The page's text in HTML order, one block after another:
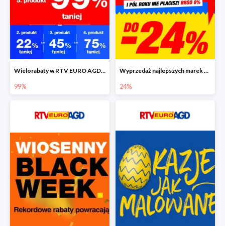
Wielorabaty w RTV EURO AGD - piąty produkt nawet 99% taniej
99%
Wyprzedaż najlepszych marek w RTV EURO AGD do -24%
24%